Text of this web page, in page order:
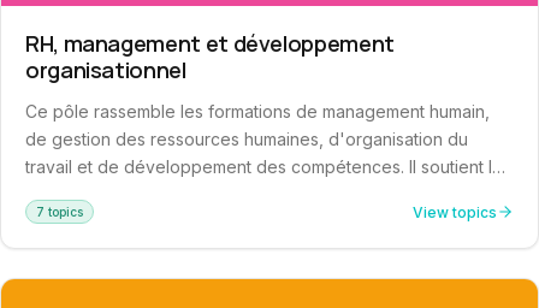
RH, management et développement
organisationnel
Ce pôle rassemble les formations de management humain,
de gestion des ressources humaines, d'organisation du
travail et de développement des compétences. Il soutient la
performance collective et l'accompagnement des
transformations organisationnelles. Les formations
s'adressent aux managers, DRH et professionnels souhaitant
7 topics View topics